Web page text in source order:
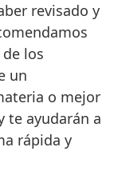
revisado y
los
un
o mejor
te ayudarán a
rápida y